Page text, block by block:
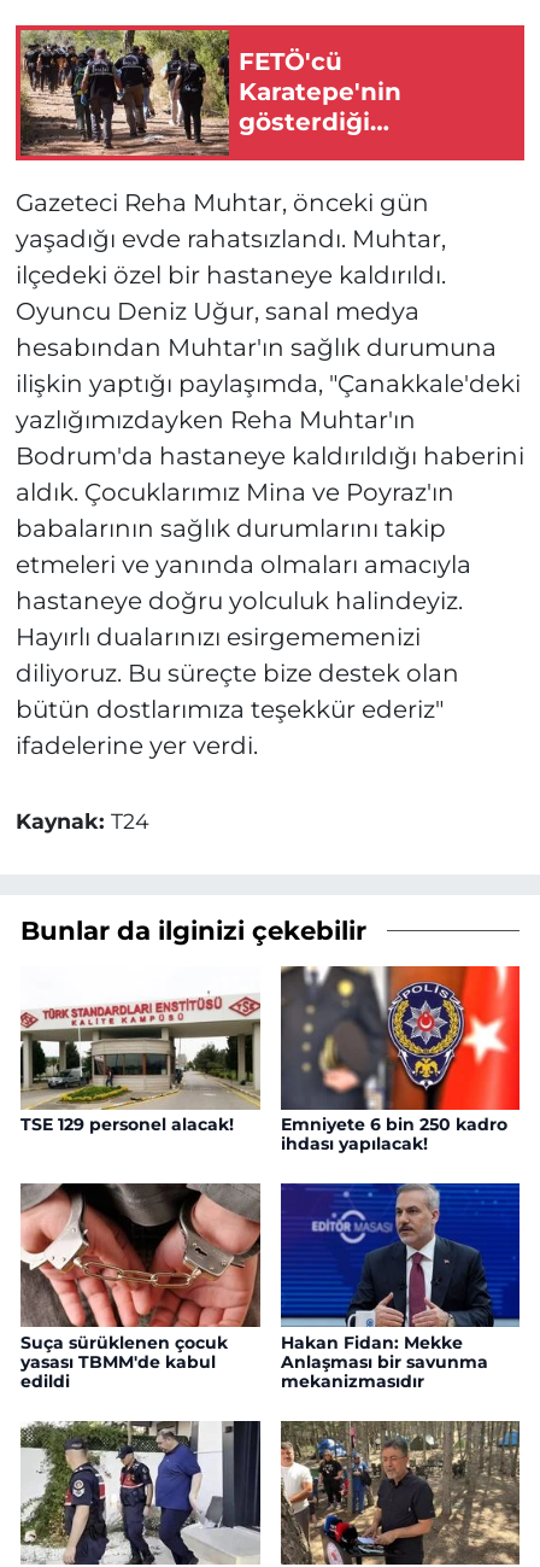
FETÖ'cü
Karatepe'nin
gösterdiği
çıkmadı
Gazeteci Reha Muhtar, önceki gün
yaşadığı evde rahatsızlandı. Muhtar,
ilçedeki özel bir hastaneye kaldırıldı.
Oyuncu Deniz Uğur, sanal medya
hesabından Muhtar'ın sağlık durumuna
ilişkin yaptığı paylaşımda, "Çanakkale'deki
yazlığımızdayken Reha Muhtar'ın
Bodrum'da hastaneye kaldırıldığı haberini
aldık. Çocuklarımız Mina ve Poyraz'ın
babalarının sağlık durumlarını takip
etmeleri ve yanında olmaları amacıyla
hastaneye doğru yolculuk halindeyiz.
Hayırlı dualarınızı esirgememenizi
diliyoruz. Bu süreçte bize destek olan
bütün dostlarımıza teşekkür ederiz"
ifadelerine yer verdi.
Kaynak: T24
Bunlar da ilginizi çekebilir
TSE 129 personel alacak!
Emniyete 6 bin 250 kadro
ihdası yapılacak!
Suça sürüklenen çocuk
yasası TBMM'de kabul
edildi
Hakan Fidan: Mekke
Anlaşması bir savunma
mekanizmasıdır